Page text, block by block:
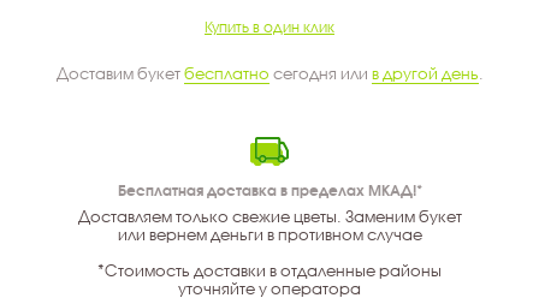
Купить в один клик
Доставим букетбесплатно сегодня или в другой день
Бесплатная доставка в пределах МКАД!*
Доставляем только свежие цветы. Заменим букет
или вернем деньги в противном случае
*Стоимость доставки в отдаленные районы
уточняйте у оператора